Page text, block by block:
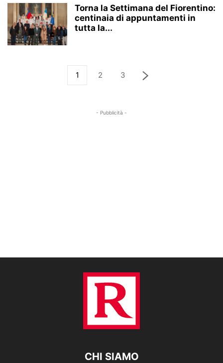
Torna la Settimana del Fiorentino:
centinaia di appuntamenti in
tutta la...
1 2 3
- Pubblicità -
CHI SIAMO